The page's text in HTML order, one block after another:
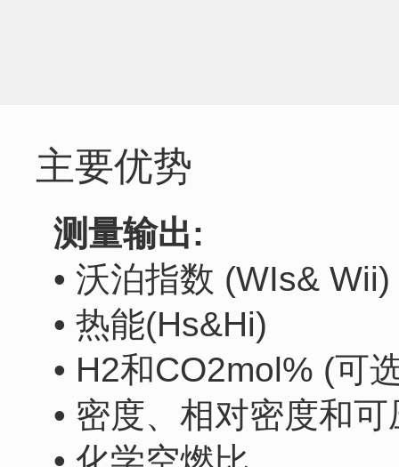
主要优势
测量输出:
• 沃泊指数 (WIs& Wii)
• 热能(Hs&Hi)
• H2和CO2mol% (可
• 密度、相对密度和